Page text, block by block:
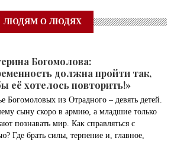
ЛЮДЯМ О ЛЮДЯХ
Богомолова:
должна пройти так,
её хотелось повторить!»
Богомоловых из Отрадного – девять детей.
сыну скоро в армию, а младшие только
познавать мир. Как справляться с
Где брать силы, терпение и, главное,